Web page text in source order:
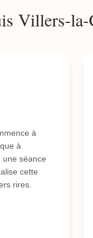
Villers-
à
à
une séance
cette
rires.